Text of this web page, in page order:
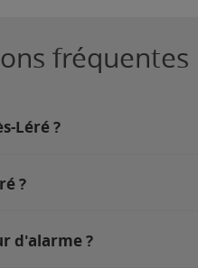
fréquentes
Léré ?
?
d'alarme ?